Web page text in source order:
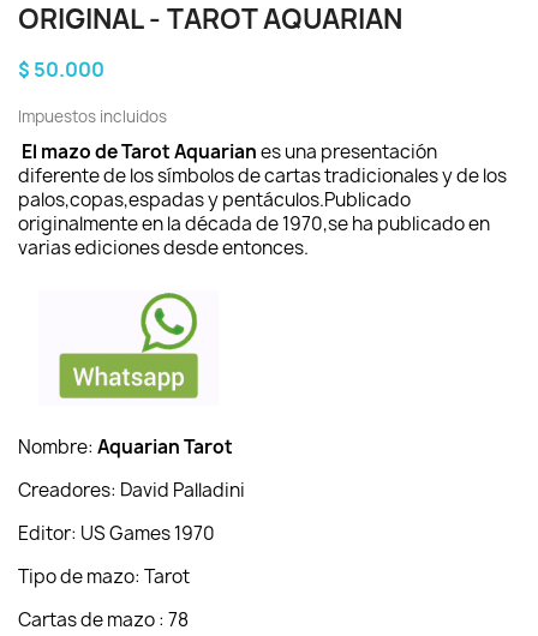
ORIGINAL - TAROT AQUARIAN
$ 50.000
Impuestos incluidos
El mazo de Tarot Aquarianes una presentación
diferente de los símbolos de cartas tradicionales y de los
palos,copas,espadas y pentáculos.Publicado
originalmente en la década de 1970,se ha publicado en
varias ediciones desde entonces.
Nombre: Aquarian Tarot
Creadores: David Palladini
Editor: US Games 1970
Tipo de mazo: Tarot
Cartas de mazo : 78